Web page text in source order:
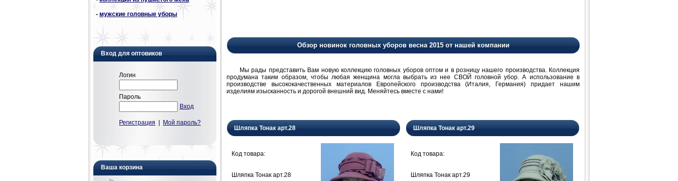
- мужские головные уборы
Вход для оптовиков
Логин
Пароль
Вход
Регистрация Мой пароль?
Ваша корзина
Обзор новинок головных уборов весна 2015 от нашей компании
Мы рады представить Вам новую коллекцию головных уборов оптом и в розницу нашего производства. Коллекция
продумана таким образом, чтобы любая женщина могла выбрать из нее СВОЙ головной убор. А использование в
производстве высококачественных материалов Европейского производства (Италия, Германия) придает нашим
изделиям изысканность и дорогой внешний вид. Меняйтесь вместе с нами!
Шляпка Тонак арт.28
Код товара:
Шляпка Тонак арт.28
Шляпка Тонак арт.29
Код товара:
Шляпка Тонак арт.29